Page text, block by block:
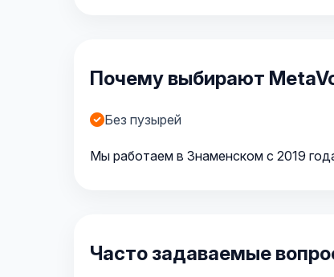
Почему выбирают
Без пузырей
Мы работаем в Знаменском с 2019
Часто задаваемые